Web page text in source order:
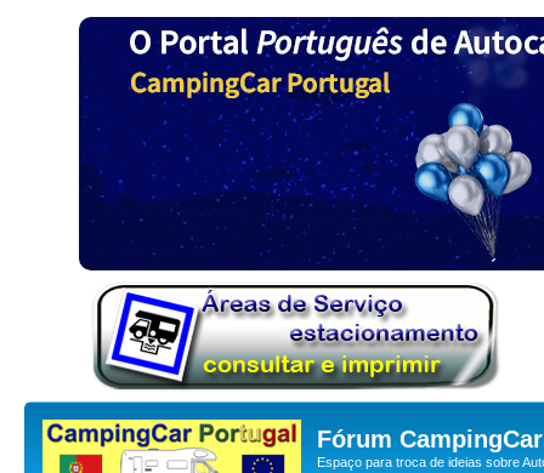
Fórum
Espaço para troca de ideias sobre